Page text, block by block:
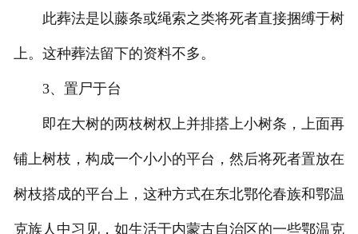
此葬法是以藤条或绳索之类将死者直接捆缚于树
上。这种葬法留下的资料不多。
3、置尸于台
即在大树的两枝树权上并排搭上小树条，上面再
铺上树枝，构成一个小小的平台，然后将死者置放在
树枝搭成的平台上，这种方式在东北鄂伦春族和鄂温
克族人中习见，如生活于内蒙古自治区的一些鄂温克